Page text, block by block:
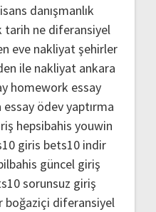
danışmanlık
tarih ne diferansiyel
eve nakliyat şehirler
ile nakliyat ankara
homework essay
essay ödev yaptırma
hepsibahis youwin
giris bets10 indir
güncel giriş
sorunsuz giriş
boğaziçi diferansiyel